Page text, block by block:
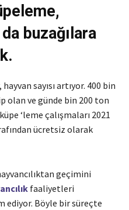
buzağılara
sayısı artıyor. 400 bin
olan ve günde bin 200 ton
‘leme çalışmaları 2021
ücretsiz olarak
geçimini
faaliyetleri
ediyor. Böyle bir süreçte